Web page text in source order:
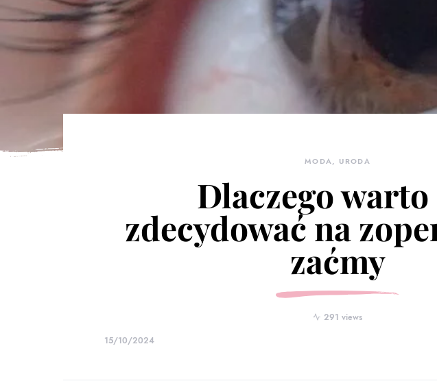
MODA, URODA
Dlaczego warto
zdecydować na
zaćmy
291 views
15/10/2024